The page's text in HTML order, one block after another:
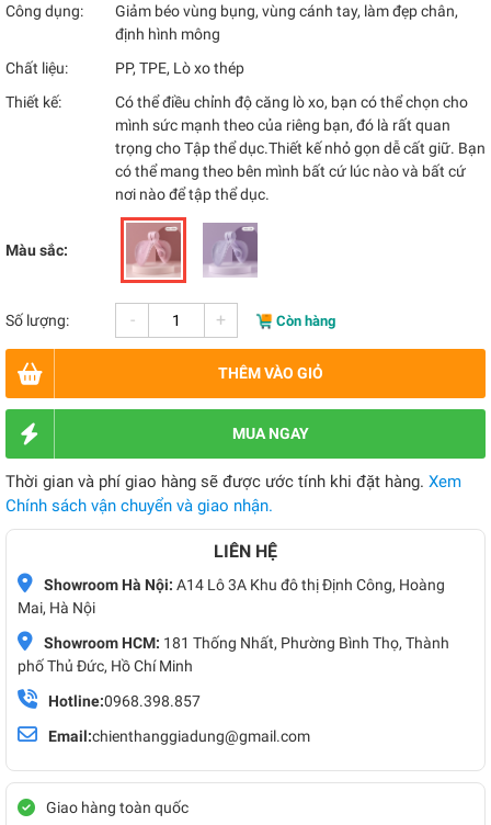
Công dụng:
Giảm béo vùng bụng, vùng cánh tay, làm đẹp chân,
định hình mông
Chất liệu:
PP, TPE, Lò xo thép
Thiết kế:
Có thể điều chỉnh độ căng lò xo, bạn có thể chọn cho
mình sức mạnh theo của riêng bạn, đó là rất quan
trọng cho Tập thể dục.Thiết kế nhỏ gọn dễ cất giữ. Bạn
có thể mang theo bên mình bất cứ lúc nào và bất cứ
nơi nào để tập thể dục.
Màu sắc:
Số lượng: - + Còn hàng
THÊM VÀO GIỎ
MUA NGAY
Thời gian và phí giao hàng sẽ được ước tính khi đặt hàng. Xem
Chính sách vận chuyển và giao nhận.
LIÊN HỆ
Showroom Hà Nội: A14 Lô 3A Khu đô thị Định Công, Hoàng
Mai, Hà Nội
Showroom HCM: 181 Thống Nhất, Phường Bình Thọ, Thành
phố Thủ Đức, Hồ Chí Minh
Hotline:0968.398.857
Email:chienthanggiadung@gmail.com
Giao hàng toàn quốc